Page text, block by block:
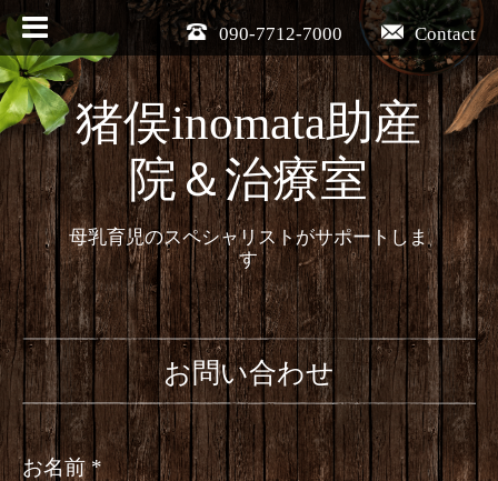
Contact
090-7712-7000
猪俣inomata助産
院＆治療室
母乳育児のスペシャリストがサポートしま
す
お問い合わせ
お名前 *